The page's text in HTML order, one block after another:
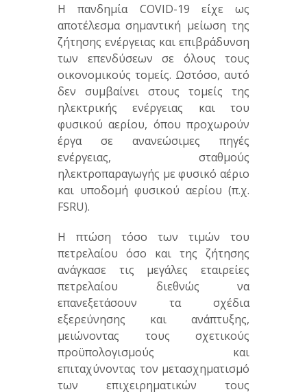
Η πανδημία COVID-19 είχε ως
αποτέλεσμα σημαντική μείωση της
ζήτησης ενέργειας και επιβράδυνση
των επενδύσεων σε όλους τους
οικονομικούς τομείς. Ωστόσο, αυτό
δεν συμβαίνει στους τομείς της
ηλεκτρικής ενέργειας και του
φυσικού αερίου, όπου προχωρούν
έργα σε ανανεώσιμες πηγές
ενέργειας, σταθμούς
ηλεκτροπαραγωγής με φυσικό αέριο
και υποδομή φυσικού αερίου (π.χ.
FSRU).
Η πτώση τόσο των τιμών του
πετρελαίου όσο και της ζήτησης
ανάγκασε τις μεγάλες εταιρείες
πετρελαίου διεθνώς να
επανεξετάσουν τα σχέδια
εξερεύνησης και ανάπτυξης,
μειώνοντας τους σχετικούς
προϋπολογισμούς και
επιταχύνοντας τον μετασχηματισμό
των επιχειρηματικών τους